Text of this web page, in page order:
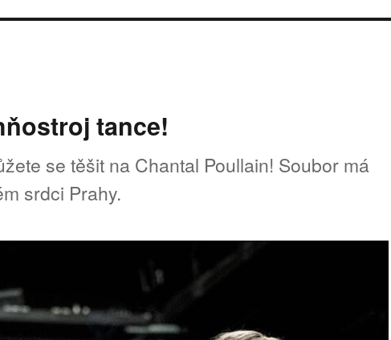
tance!
se těšit na Chantal Poullain! Soubor má
srdci Prahy.